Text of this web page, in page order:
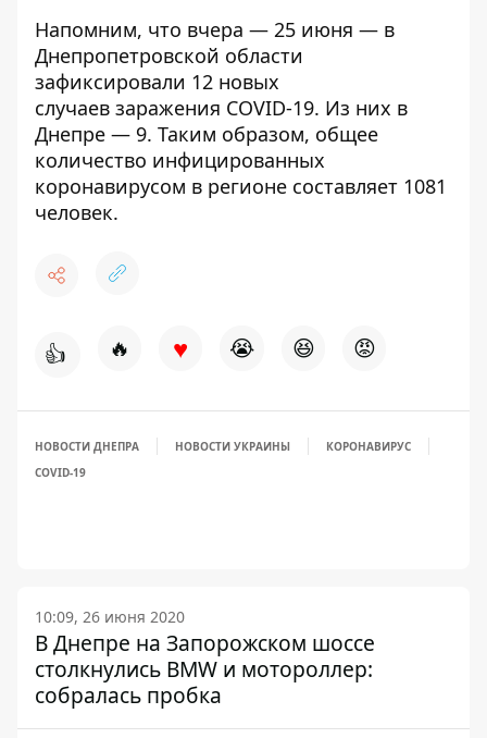
Напомним, что вчера — 25 июня — в
Днепропетровской области
зафиксировали 12 новых
случаев заражения COVID-19. Из них в
Днепре — 9. Таким образом, общее
количество инфицированных
коронавирусом в регионе составляет 1081
человек.
👍 🔥 ♥ 😭 😆 😡
НОВОСТИ ДНЕПРА НОВОСТИ УКРАИНЫ
КОРОНАВИРУС
COVID-19
10:09, 26 июня 2020
В Днепре на Запорожском шоссе
столкнулись BMW и мотороллер:
собралась пробка